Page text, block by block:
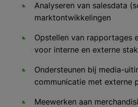
Analyseren van salesdata
marktontwikkelingen
Opstellen van rapportages
voor interne en externe
Ondersteunen bij media-
communicatie met externe
Meewerken aan